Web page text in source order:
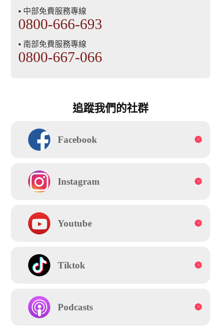
▪ 中部免費服務專線
0800-666-693
▪ 南部免費服務專線
0800-667-066
追蹤我們的社群
Facebook
Instagram
Youtube
Tiktok
Podcasts